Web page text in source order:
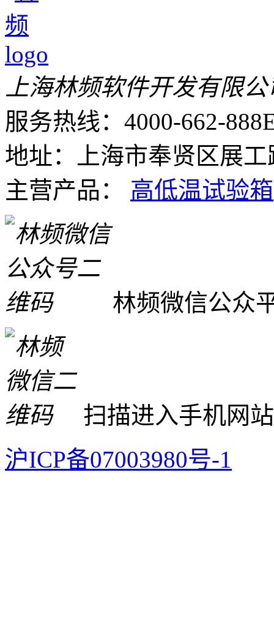
上海林频软件开发有限公
服务热线：4000-662-888
地址：上海市奉贤区展工
主营产品： 高低温试验箱
林频微信公众
扫描进入手机网
沪ICP备07003980号-1